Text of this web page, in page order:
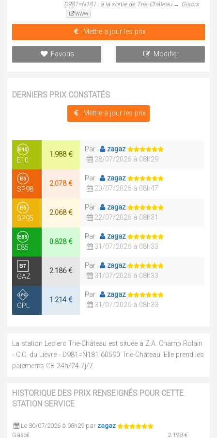
D981=N181 : à la sortie de Trie-Château → Gisors
WWW
Mettre à jour les prix
Favoris Modifier
DERNIERS PRIX CONSTATÉS
Mettre à jour les prix
E10
1.988 €
Par
zagaz
28/07/2026 à 08h29
SP98
2.078 €
Par
zagaz
20/07/2026 à 08h47
SP95
2.068 €
Par
zagaz
22/07/2026 à 08h31
E85
0.828 €
Par
zagaz
31/07/2026 à 08h33
GAZ
2.186 €
Par
zagaz
31/07/2026 à 08h33
GPL
1.214 €
Par
zagaz
31/07/2026 à 08h33
La station Leclerc Trie-Château est située à Z.A. Champ Rolain
- C.C. du Lièvre - D981=N181 60590 Trie-Château. Elle prend les
paiements CB 24h/24 7j/7.
HISTORIQUE DES PRIX RENSEIGNÉS POUR CETTE
STATION SERVICE
Le 30/07/2026 à 08h29 par zagaz
Gasoil
2.198 €